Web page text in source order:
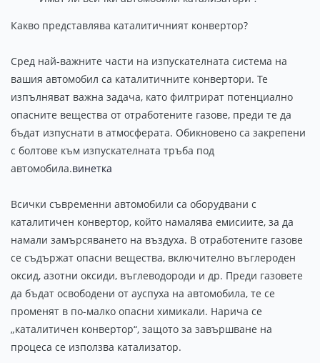
Какво представлява каталитичният конвертор?
Сред най-важните части на изпускателната система на
вашия автомобил са каталитичните конвертори. Те
изпълняват важна задача, като филтрират потенциално
опасните вещества от отработените газове, преди те да
бъдат изпуснати в атмосферата. Обикновено са закрепени
с болтове към изпускателната тръба под
автомобила.винетка
Всички съвременни автомобили са оборудвани с
каталитичен конвертор, който намалява емисиите, за да
намали замърсяването на въздуха. В отработените газове
се съдържат опасни вещества, включително въглероден
оксид, азотни оксиди, въглеводороди и др. Преди газовете
да бъдат освободени от ауспуха на автомобила, те се
променят в по-малко опасни химикали. Нарича се
„каталитичен конвертор“, защото за завършване на
процеса се използва катализатор.